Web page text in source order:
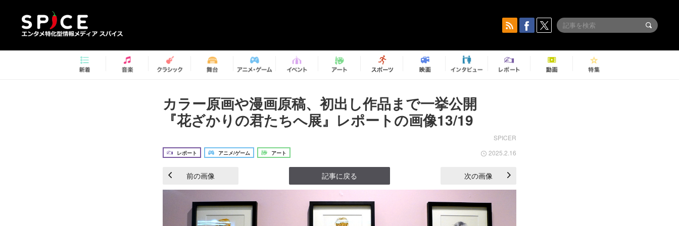
カラー原画や漫画原稿、初出し作品まで一挙公開
『花ざかりの君たちへ展』レポートの画像13/19
SPICER
レポート アニメ/ゲーム アート 2025.2.16
前の画像 記事に戻る 次の画像